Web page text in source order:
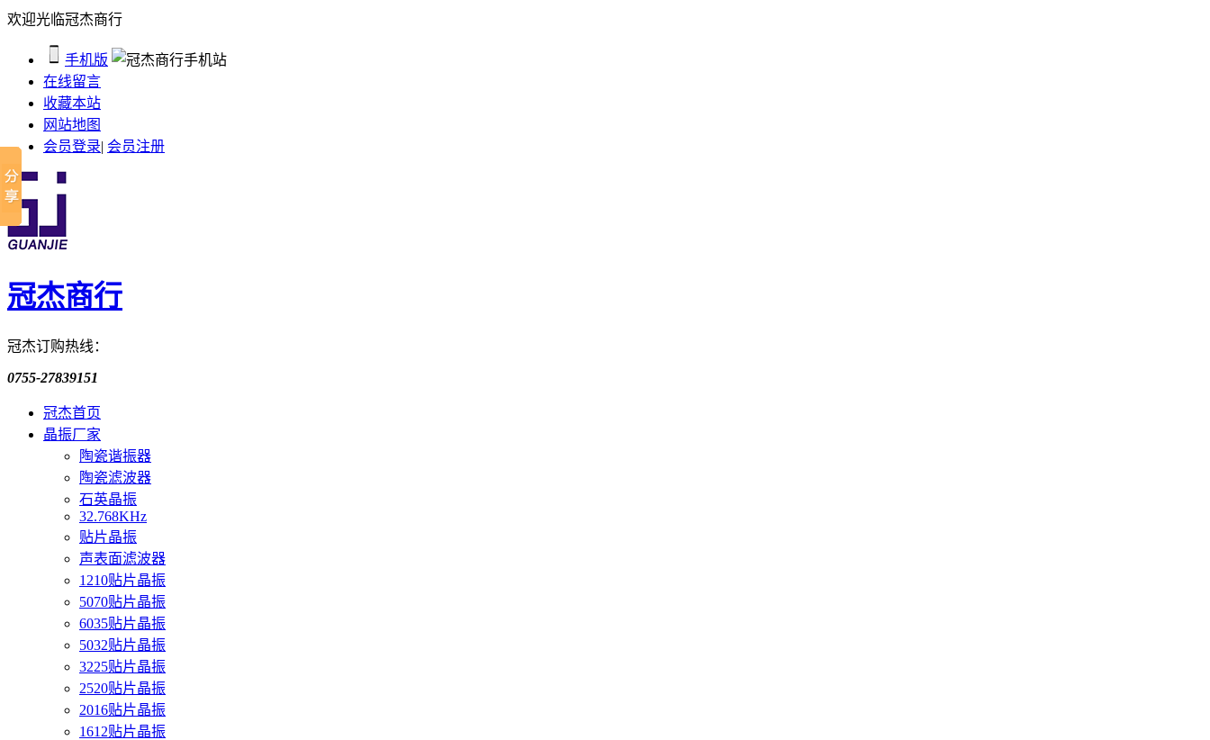
欢迎光临冠杰商行
手机版
在线留言
收藏本站
网站地图
会员登录| 会员注册
冠杰商行
冠杰订购热线：
0755-27839151
冠杰首页
晶振厂家
陶瓷谐振器
陶瓷滤波器
石英晶振
32.768KHz
贴片晶振
声表面滤波器
1210贴片晶振
5070贴片晶振
6035贴片晶振
5032贴片晶振
3225贴片晶振
2520贴片晶振
2016贴片晶振
1612贴片晶振